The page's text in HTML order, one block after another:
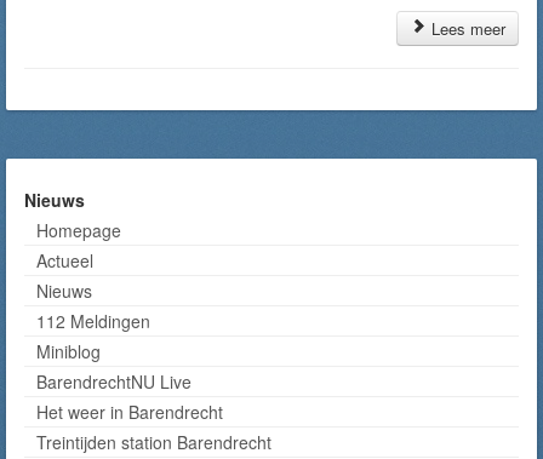
Lees meer
Nieuws
Homepage
Actueel
Nieuws
112 Meldingen
Miniblog
BarendrechtNU Live
Het weer in Barendrecht
Treintijden station Barendrecht